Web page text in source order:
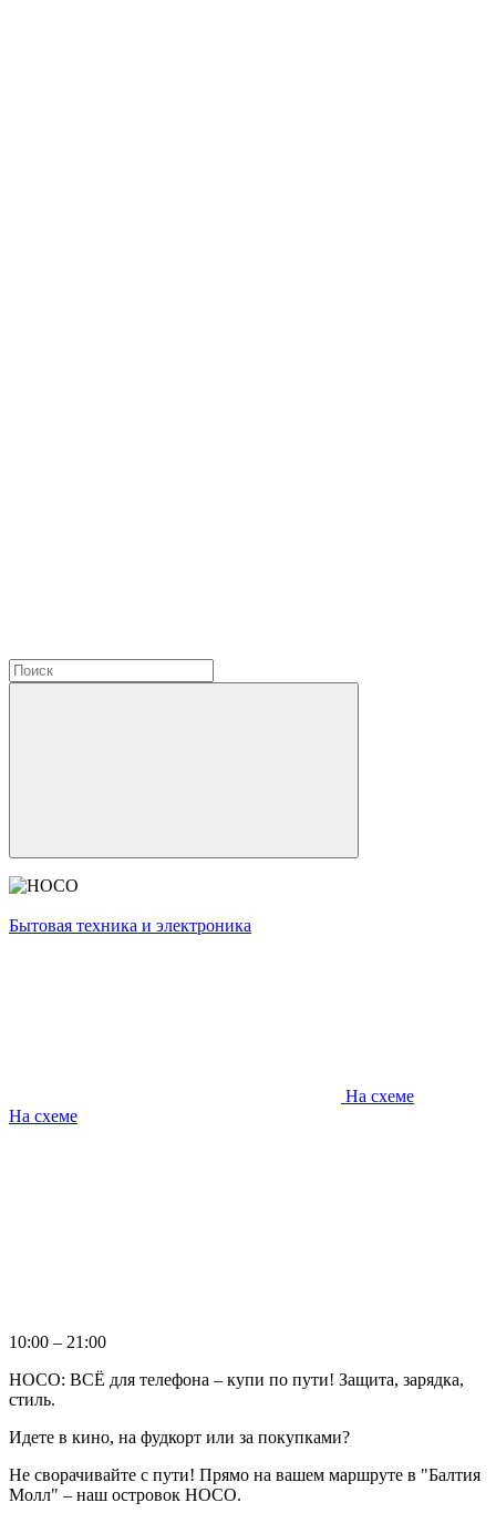
Бытовая техника и электроника
На схеме
На схеме
10:00 – 21:00
HOCO: ВСЁ для телефона – купи по пути! Защита, зарядка,
стиль.
Идете в кино, на фудкорт или за покупками?
Не сворачивайте с пути! Прямо на вашем маршруте в "Балтия
Молл" – наш островок HOCO.